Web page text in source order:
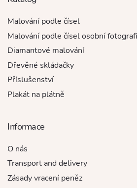
Malování podle čísel
Malování podle čísel osobní
Diamantové malování
Dřevěné skládačky
Příslušenství
Plakát na plátně
Informace
O nás
Transport and delivery
Zásady vracení peněz